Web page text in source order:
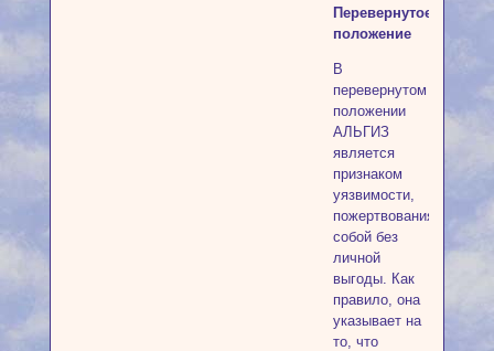
Перевернутое
положение
В
перевернутом
положении
АЛЬГИЗ
является
признаком
уязвимости,
пожертвования
собой без
личной
выгоды. Как
правило, она
указывает на
то, что